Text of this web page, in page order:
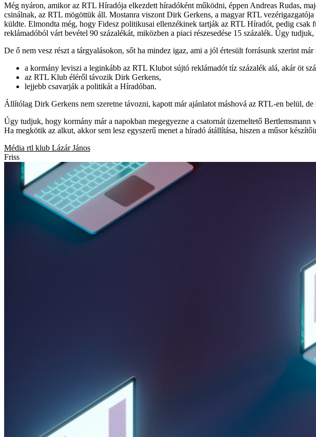
Még nyáron, amikor az RTL Híradója elkezdett híradóként működni, éppen Andreas Rudas,
csinálnak, az RTL mögöttük áll. Mostanra viszont Dirk Gerkens, a magyar RTL vezérigazgatója
küldte. Elmondta még, hogy Fidesz politikusai ellenzékinek tartják az RTL Híradót, pedig
reklámadóból várt bevétel 90 százalékát, miközben a piaci részesedése 15 százalék. Úgy
De ő nem vesz részt a tárgyalásokon, sőt ha mindez igaz, ami a jól értesült forrásunk szerint
a kormány leviszi a leginkább az RTL Klubot sújtó reklámadót tíz százalék alá, akár öt
az RTL Klub éléről távozik Dirk Gerkens,
lejjebb csavarják a politikát a Híradóban.
Állítólag Dirk Gerkens nem szeretne távozni, kapott már ajánlatot máshová az RTL-en belül, de
Úgy tudjuk, hogy kormány már a napokban megegyezne a csatornát üzemeltető
Ha megkötik az alkut, akkor sem lesz egyszerű menet a híradó átállítása, hiszen a műsor
Média rtl klub Lázár János
Friss